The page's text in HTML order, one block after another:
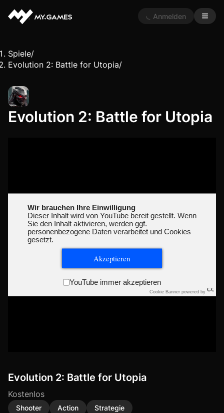
Anmelden
Spiele/
Evolution 2: Battle for Utopia/
Evolution 2: Battle for Utopia
Wir brauchen Ihre Einwilligung
Dieser Inhalt wird von YouTube bereit gestellt. Wenn
Sie den Inhalt aktivieren, werden ggf.
personenbezogene Daten verarbeitet und Cookies
gesetzt.
Akzeptieren
YouTube immer akzeptieren
Cookie Banner powered by
Evolution 2: Battle for Utopia
Kostenlos
Shooter Action
Strategie